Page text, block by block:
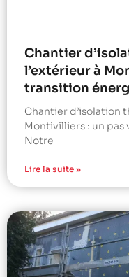
Chantier
l’extérieur à
transition
Chantier d’isolation
Montivilliers : un
Notre
Lire la suite »